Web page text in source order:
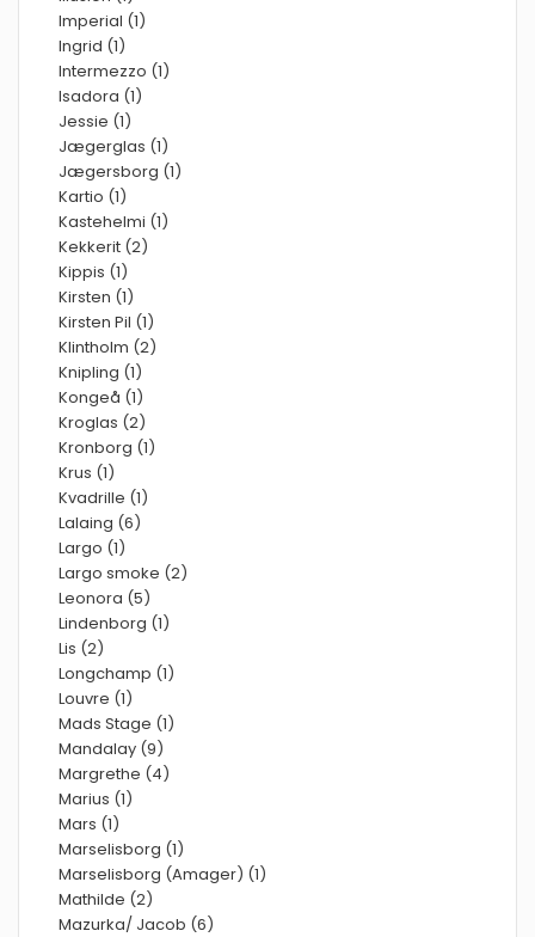
Imperial (1)
Ingrid (1)
Intermezzo (1)
Isadora (1)
Jessie (1)
Jægerglas (1)
Jægersborg (1)
Kartio (1)
Kastehelmi (1)
Kekkerit (2)
Kippis (1)
Kirsten (1)
Kirsten Pil (1)
Klintholm (2)
Knipling (1)
Kongeå (1)
Kroglas (2)
Kronborg (1)
Krus (1)
Kvadrille (1)
Lalaing (6)
Largo (1)
Largo smoke (2)
Leonora (5)
Lindenborg (1)
Lis (2)
Longchamp (1)
Louvre (1)
Mads Stage (1)
Mandalay (9)
Margrethe (4)
Marius (1)
Mars (1)
Marselisborg (1)
Marselisborg (Amager) (1)
Mathilde (2)
Mazurka/ Jacob (6)